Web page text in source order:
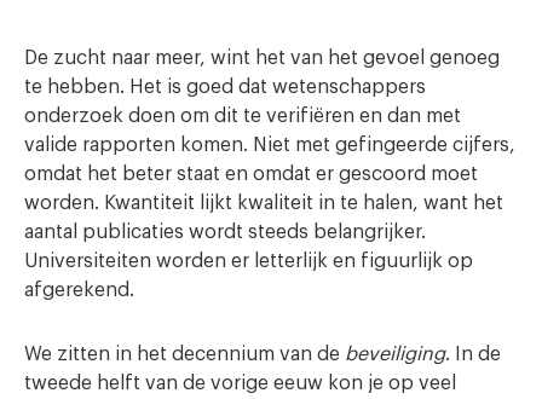
De zucht naar meer, wint het van het gevoel genoeg
te hebben. Het is goed dat wetenschappers
onderzoek doen om dit te verifiëren en dan met
valide rapporten komen. Niet met gefingeerde cijfers,
omdat het beter staat en omdat er gescoord moet
worden. Kwantiteit lijkt kwaliteit in te halen, want het
aantal publicaties wordt steeds belangrijker.
Universiteiten worden er letterlijk en figuurlijk op
afgerekend.
We zitten in het decennium van de beveiliging. In de
tweede helft van de vorige eeuw kon je op veel